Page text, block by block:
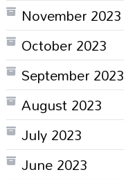
November 2023
October 2023
September 2023
August 2023
July 2023
June 2023